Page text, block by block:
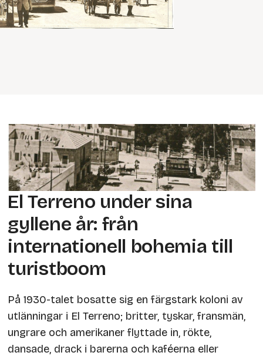
El Terreno under sina
gyllene år: från
internationell bohemia till
turistboom
På 1930-talet bosatte sig en färgstark koloni av
utlänningar i El Terreno; britter, tyskar, fransmän,
ungrare och amerikaner flyttade in, rökte,
dansade, drack i barerna och kaféerna eller